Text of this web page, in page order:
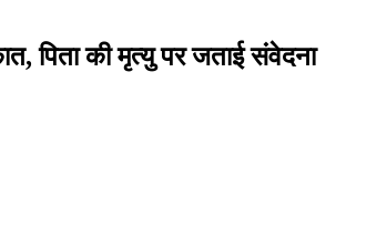
पिता की मृत्यु पर जताई संवेदना